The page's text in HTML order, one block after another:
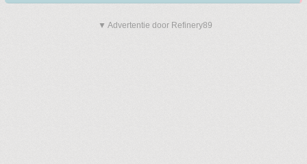
▼ Advertentie door Refinery89